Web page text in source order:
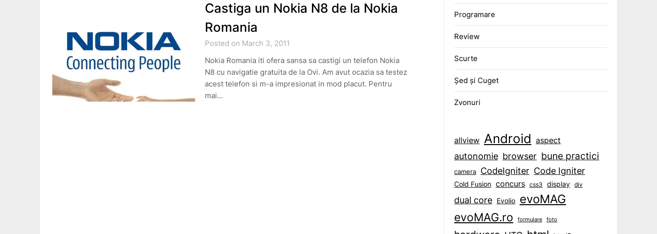
Castiga un Nokia N8 de la Nokia
Romania
Posted on March 3, 2011
Nokia Romania iti ofera sansa sa castigi un telefon Nokia
N8 cu navigatie gratuita de la Ovi. Am avut ocazia sa testez
acest telefon si m-a impresionat in mod placut. Pentru
mai…
Programare
Review
Scurte
Șed și Cuget
Zvonuri
allview Android aspect
autonomie browser bune practici
camera CodeIgniter Code Igniter
Cold Fusion concurs css3 display div
dual core Evolio evoMAG
evoMAG.ro formulare foto